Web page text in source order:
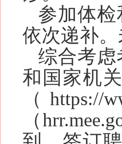
参加体
依次递补
综合考虑
和国家机
（
（